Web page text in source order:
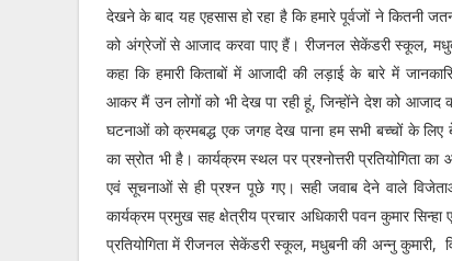
देखने के बाद यह एहसास हो रहा है कि हमारे पूर्वजों ने कितनी
को अंग्रेजों से आजाद करवा पाए हैं। रीजनल सेकेंडरी स्कूल,
कहा कि हमारी किताबों में आजादी की लड़ाई के बारे में
आकर मैं उन लोगों को भी देख पा रही हूं, जिन्होंने देश को आजाद
घटनाओं को क्रमबद्ध एक जगह देख पाना हम सभी बच्चों के लिए
का स्रोत भी है। कार्यक्रम स्थल पर प्रश्नोत्तरी प्रतियोगिता
एवं सूचनाओं से ही प्रश्न पूछे गए। सही जवाब देने वाले
कार्यक्रम प्रमुख सह क्षेत्रीय प्रचार अधिकारी पवन कुमार
प्रतियोगिता में रीजनल सेकेंडरी स्कूल, मधुबनी की अन्नु कुमारी,